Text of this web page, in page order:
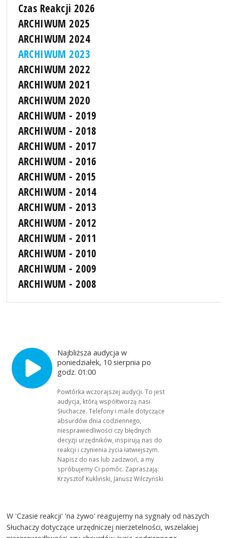
Czas Reakcji 2026
ARCHIWUM 2025
ARCHIWUM 2024
ARCHIWUM 2023
ARCHIWUM 2022
ARCHIWUM 2021
ARCHIWUM 2020
ARCHIWUM - 2019
ARCHIWUM - 2018
ARCHIWUM - 2017
ARCHIWUM - 2016
ARCHIWUM - 2015
ARCHIWUM - 2014
ARCHIWUM - 2013
ARCHIWUM - 2012
ARCHIWUM - 2011
ARCHIWUM - 2010
ARCHIWUM - 2009
ARCHIWUM - 2008
Najbliższa audycja w
poniedziałek, 10 sierpnia po
godz. 01:00
Powtórka wczorajszej audycji. To jest
audycja, którą współtworzą nasi
Słuchacze. Telefony i maile dotyczące
absurdów dnia codziennego,
niesprawiedliwości czy błędnych
decyzji urzędników, inspirują nas do
reakcji i czynienia życia łatwiejszym.
Napisz do nas lub zadzwoń, a my
spróbujemy Ci pomóc. Zapraszają:
Krzysztof Kukliński, Janusz Wilczyński
W 'Czasie reakcji' 'na żywo' reagujemy na sygnały od naszych
Słuchaczy dotyczące urzędniczej nierzetelności, wszelakiej